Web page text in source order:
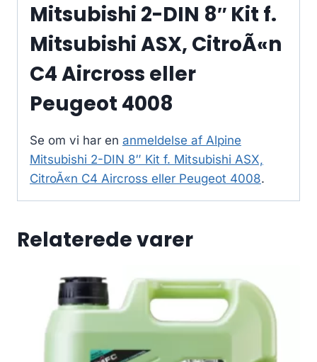
Mitsubishi 2-DIN 8″ Kit f.
Mitsubishi ASX, CitroÃ«n
C4 Aircross eller
Peugeot 4008
Se om vi har en anmeldelse af Alpine
Mitsubishi 2-DIN 8″ Kit f. Mitsubishi ASX,
CitroÃ«n C4 Aircross eller Peugeot 4008.
Relaterede varer